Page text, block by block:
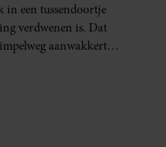
in een tussendoortje
verdwenen is. Dat
aanwakkert,